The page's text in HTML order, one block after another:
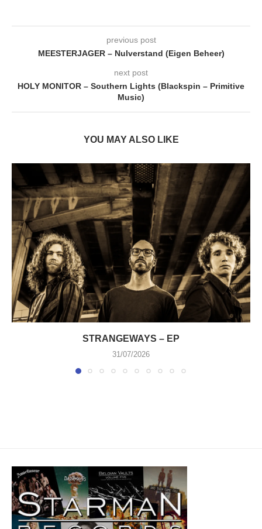
previous post
MEESTERJAGER – Nulverstand (Eigen Beheer)
next post
HOLY MONITOR – Southern Lights (Blackspin – Primitive
Music)
YOU MAY ALSO LIKE
STRANGEWAYS – EP
31/07/2026